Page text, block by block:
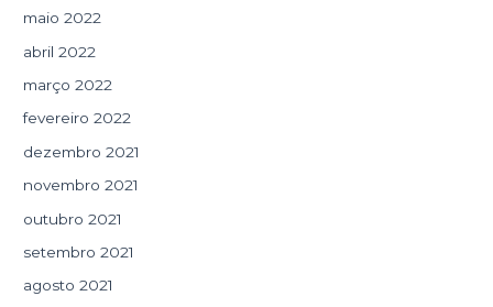
maio 2022
abril 2022
março 2022
fevereiro 2022
dezembro 2021
novembro 2021
outubro 2021
setembro 2021
agosto 2021